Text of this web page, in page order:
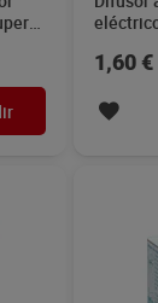
1,60 €